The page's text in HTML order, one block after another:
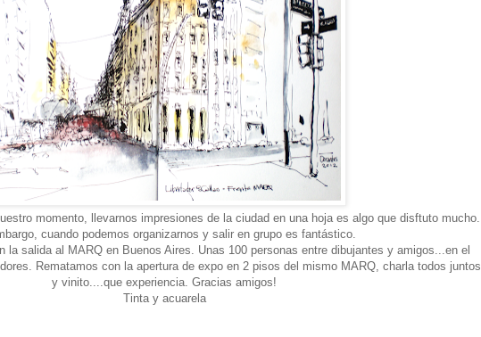
momento, llevarnos impresiones de la ciudad en una hoja es algo que disftuto mucho.
cuando podemos organizarnos y salir en grupo es fantástico.
la salida al MARQ en Buenos Aires. Unas 100 personas entre dibujantes y amigos...en el
Rematamos con la apertura de expo en 2 pisos del mismo MARQ, charla todos juntos
y vinito....que experiencia. Gracias amigos!
Tinta y acuarela